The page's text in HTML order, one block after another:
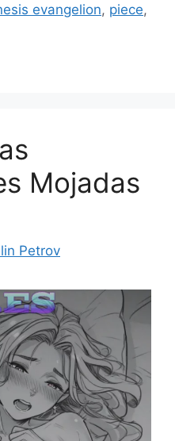
evangelion, piece,
Mojadas
Petrov